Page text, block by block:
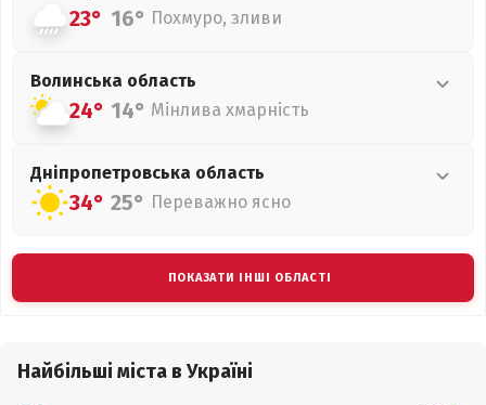
23° 16° Похмуро, зливи
Волинська область
24° 14° Мінлива хмарність
Дніпропетровська область
34° 25° Переважно ясно
ПОКАЗАТИ ІНШІ ОБЛАСТІ
Найбільші міста в Україні